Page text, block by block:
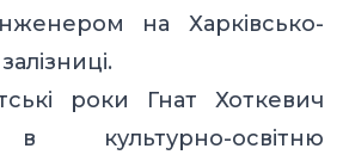
на Харківсько-
роки Гнат Хоткевич
культурно-освітню